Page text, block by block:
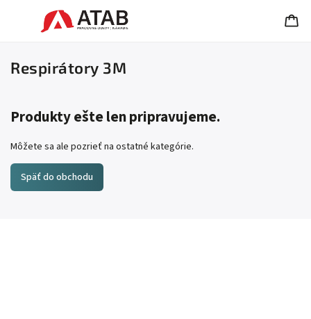
Respirátory 3M
Produkty ešte len pripravujeme.
Môžete sa ale pozrieť na ostatné kategórie.
Späť do obchodu